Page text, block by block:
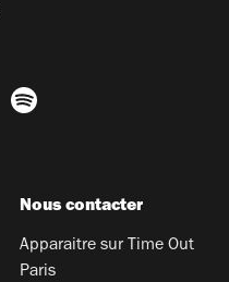
Nous contacter
Apparaitre sur Time Out
Paris